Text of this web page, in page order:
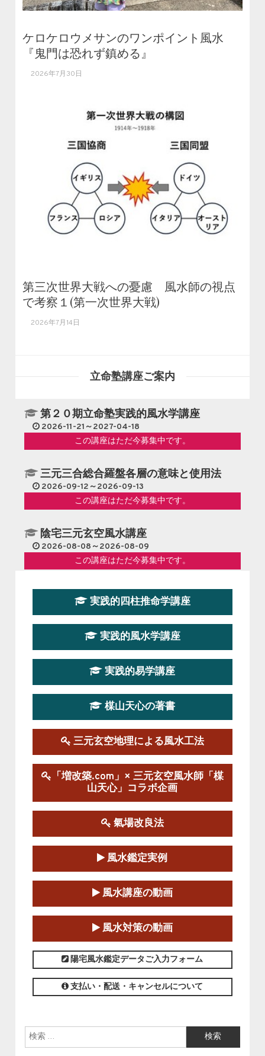
ケロケロウメサンのワンポイント風水
『鬼門は恐れず鎮める』
2026年7月30日
第三次世界大戦への憂慮 風水師の視点
で考察１(第一次世界大戦)
2026年7月14日
立命塾講座ご案内
第２０期立命塾実践的風水学講座
2026-11-21～2027-04-18
この講座はただ今募集中です。
三元三合総合羅盤各層の意味と使用法
2026-09-12～2026-09-13
この講座はただ今募集中です。
陰宅三元玄空風水講座
2026-08-08～2026-08-09
この講座はただ今募集中です。
第１９期立命塾『実践的易学講座』
2026-08-22～2026-10-25
第19期立命塾実践的四柱推命学講座
2026-03-20～2026-07-19
第１９期立命塾実践的風水学講座
この講座の募集は終了しました。
陰宅三元玄空風水講座
2025-06-07～2025-06-08
この講座の募集は終了しました。
第１８期立命塾『実践的易学講座』
2025-06-21～2025-08-24
この講座の募集は終了しました。
第１８期立命塾「実践的四柱立命学（四
柱推命学）講座」
2025-01-11～2025-05-11
この講座の募集は終了しました。
実践的四柱推命学講座
実践的風水学講座
実践的易学講座
楳山天心の著書
三元玄空地理による風水工法
「増改築.com」× 三元玄空風水師「楳
山天心」コラボ企画
氣場改良法
風水鑑定実例
風水講座の動画
風水対策の動画
陽宅風水鑑定データご入力フォーム
支払い・配送・キャンセルについて
検索: